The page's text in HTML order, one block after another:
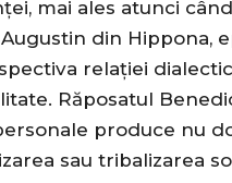
mai ales atunci
din Hippona,
relației
Răposatul
produce nu
sau tribalizarea